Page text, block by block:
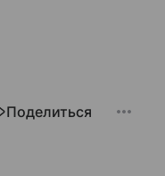
Поделиться